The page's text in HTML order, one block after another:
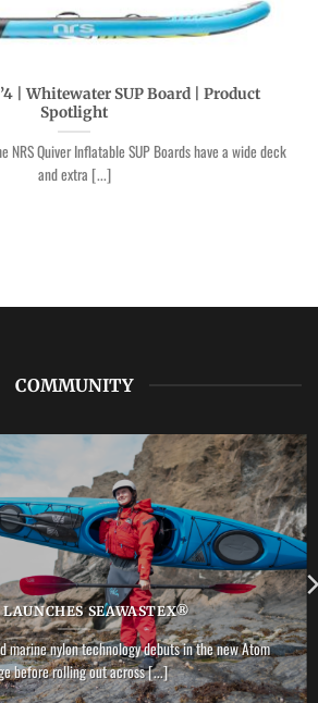
| Whitewater SUP Board | Product
Spotlight
NRS Quiver Inflatable SUP Boards have a wide deck
and extra [...]
COMMUNITY
SEAWASTEX®
marine nylon technology debuts in the new Atom
before rolling out across [...]